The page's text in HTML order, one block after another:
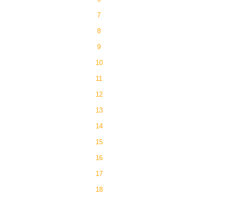
7
8
9
10
11
12
13
14
15
16
17
18